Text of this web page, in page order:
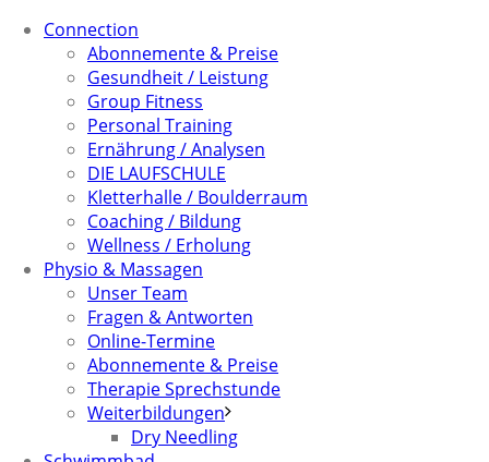
Connection
Abonnemente & Preise
Gesundheit / Leistung
Group Fitness
Personal Training
Ernährung / Analysen
DIE LAUFSCHULE
Kletterhalle / Boulderraum
Coaching / Bildung
Wellness / Erholung
Physio & Massagen
Unser Team
Fragen & Antworten
Online-Termine
Abonnemente & Preise
Therapie Sprechstunde
Weiterbildungen
Dry Needling